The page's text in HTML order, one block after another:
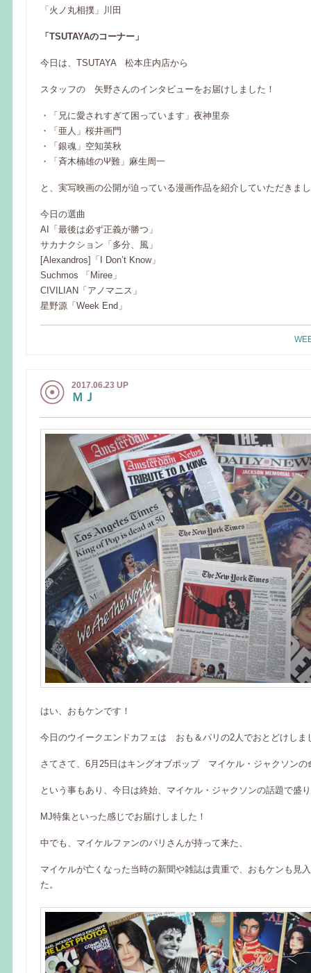
「火ノ丸相撲」川田
「TSUTAYAのコーナー」
今日は、TSUTAYA 松本庄内店から
スタッフの 矢野さんのインタビューをお届けしました！
・「兄に愛されすぎて困っています」夜神里奈
・「亜人」桜井画門
・「銀魂」空知英秋
・「斉木楠雄のΨ難」麻生周一
と、実写映画の公開が迫っている漫画作品を紹介していただきま
今日の選曲
AI「最後は必ず正義が勝つ」
サカナクション「多分、風」
[Alexandros]「I Don’t Know」
Suchmos 「Miree」
CIVILIAN「アノマニス」
星野源「Week End」
2017.06.23 UP
ＭＪ
はい、おもケンです！
今日のウイークエンドカフェは おも＆パリの2人でおとどけしま
さてさて、6月25日はキングオブポップ マイケル・ジャクソンの
という事もあり、今日は終始、マイケル・ジャクソンの話題で盛
MJ特集といった感じでお届けしました！
中でも、マイケルファンのパリさんが持って来た、
マイケルが亡くなった当時の新聞や雑誌は貴重で、おもケンも見
た。